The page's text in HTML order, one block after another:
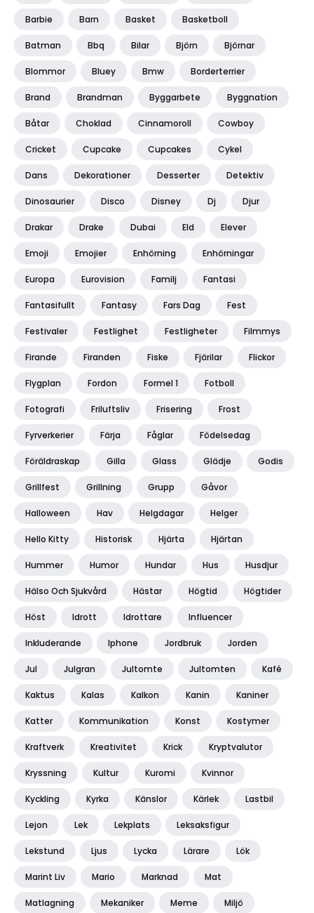
Barbie Barn Basket Basketboll
Batman Bbq Bilar Björn Björnar
Blommor Bluey Bmw Borderterrier
Brand Brandman Byggarbete Byggnation
Båtar Choklad Cinnamoroll Cowboy
Cricket Cupcake Cupcakes Cykel
Dans Dekorationer Desserter Detektiv
Dinosaurier Disco Disney Dj Djur
Drakar Drake Dubai Eld Elever
Emoji Emojier Enhörning Enhörningar
Europa Eurovision Familj Fantasi
Fantasifullt Fantasy Fars Dag Fest
Festivaler Festlighet Festligheter Filmmys
Firande Firanden Fiske Fjärilar Flickor
Flygplan Fordon Formel 1 Fotboll
Fotografi Friluftsliv Frisering Frost
Fyrverkerier Färja Fåglar Födelsedag
Föräldraskap Gilla Glass Glädje Godis
Grillfest Grillning Grupp Gåvor
Halloween Hav Helgdagar Helger
Hello Kitty Historisk Hjärta Hjärtan
Hummer Humor Hundar Hus Husdjur
Hälso Och Sjukvård Hästar Högtid Högtider
Höst Idrott Idrottare Influencer
Inkluderande Iphone Jordbruk Jorden
Jul Julgran Jultomte Jultomten Kafé
Kaktus Kalas Kalkon Kanin Kaniner
Katter Kommunikation Konst Kostymer
Kraftverk Kreativitet Krick Kryptvalutor
Kryssning Kultur Kuromi Kvinnor
Kyckling Kyrka Känslor Kärlek Lastbil
Lejon Lek Lekplats Leksaksfigur
Lekstund Ljus Lycka Lärare Lök
Marint Liv Mario Marknad Mat
Matlagning Mekaniker Meme Miljö